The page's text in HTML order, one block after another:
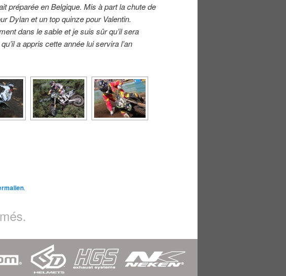
préparée en Belgique. Mis à part la chute de
Dylan et un top quinze pour Valentin.
dans le sable et je suis sûr qu’il sera
a appris cette année lui servira l’an
.